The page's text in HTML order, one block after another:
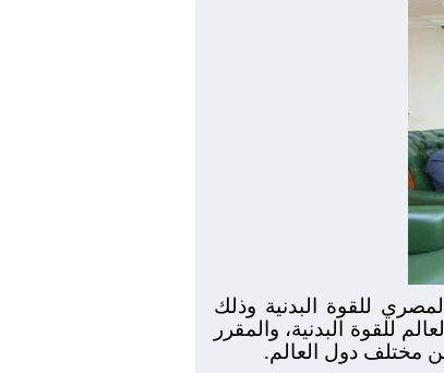
للقوة البدنية وذلك
للقوة البدنية، والمقرر